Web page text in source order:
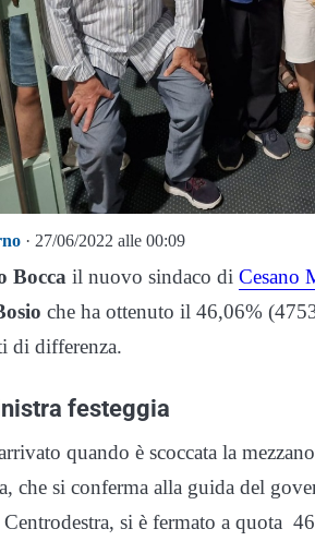
· 27/06/2022 alle 00:09
Bocca il nuovo sindaco di Cesano
che ha ottenuto il 46,06%
di differenza.
festeggia
quando è scoccata la
che si conferma alla guida del
si è fermato a quota